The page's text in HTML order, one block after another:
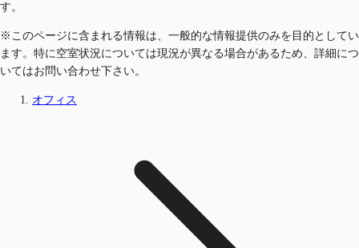
す。
※このページに含まれる情報は、一般的な情報提供のみを目的としてい
ます。特に空室状況については現況が異なる場合があるため、詳細につ
いてはお問い合わせ下さい。
オフィス